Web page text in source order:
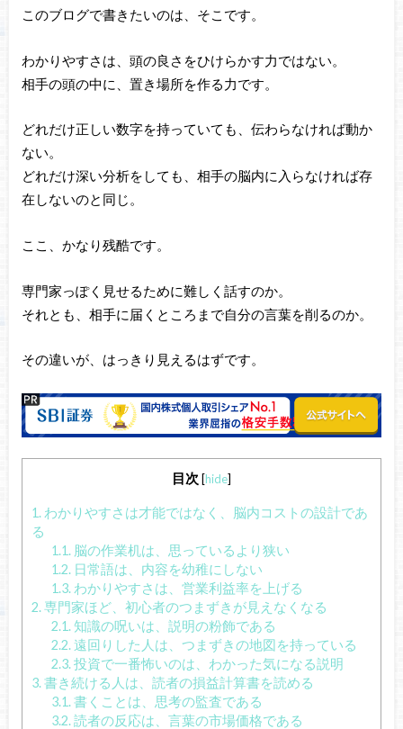
このブログで書きたいのは、そこです。
わかりやすさは、頭の良さをひけらかす力ではない。
相手の頭の中に、置き場所を作る力です。
どれだけ正しい数字を持っていても、伝わらなければ動か
ない。
どれだけ深い分析をしても、相手の脳内に入らなければ存
在しないのと同じ。
ここ、かなり残酷です。
専門家っぽく見せるために難しく話すのか。
それとも、相手に届くところまで自分の言葉を削るのか。
その違いが、はっきり見えるはずです。
目次 [hide]
1.わかりやすさは才能ではなく、脳内コストの設計であ
る
1.1.脳の作業机は、思っているより狭い
1.2.日常語は、内容を幼稚にしない
1.3.わかりやすさは、営業利益率を上げる
2.専門家ほど、初心者のつまずきが見えなくなる
2.1.知識の呪いは、説明の粉飾である
2.2.遠回りした人は、つまずきの地図を持っている
2.3.投資で一番怖いのは、わかった気になる説明
3.書き続ける人は、読者の損益計算書を読める
3.1.書くことは、思考の監査である
3.2.読者の反応は、言葉の市場価格である